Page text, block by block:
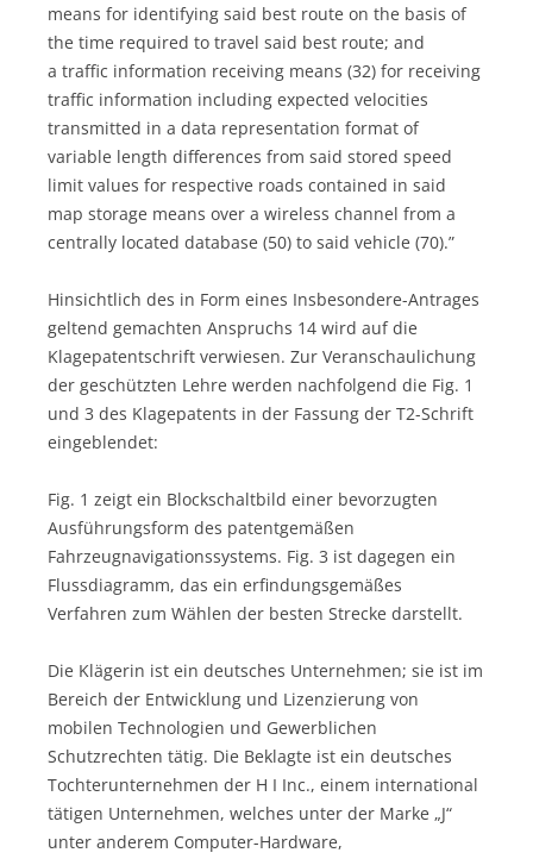
means for identifying said best route on the basis of
the time required to travel said best route; and
a traffic information receiving means (32) for receiving
traffic information including expected velocities
transmitted in a data representation format of
variable length differences from said stored speed
limit values for respective roads contained in said
map storage means over a wireless channel from a
centrally located database (50) to said vehicle (70).”
Hinsichtlich des in Form eines Insbesondere-Antrages
geltend gemachten Anspruchs 14 wird auf die
Klagepatentschrift verwiesen. Zur Veranschaulichung
der geschützten Lehre werden nachfolgend die Fig. 1
und 3 des Klagepatents in der Fassung der T2-Schrift
eingeblendet:
Fig. 1 zeigt ein Blockschaltbild einer bevorzugten
Ausführungsform des patentgemäßen
Fahrzeugnavigationssystems. Fig. 3 ist dagegen ein
Flussdiagramm, das ein erfindungsgemäßes
Verfahren zum Wählen der besten Strecke darstellt.
Die Klägerin ist ein deutsches Unternehmen; sie ist im
Bereich der Entwicklung und Lizenzierung von
mobilen Technologien und Gewerblichen
Schutzrechten tätig. Die Beklagte ist ein deutsches
Tochterunternehmen der H I Inc., einem international
tätigen Unternehmen, welches unter der Marke „J“
unter anderem Computer-Hardware,